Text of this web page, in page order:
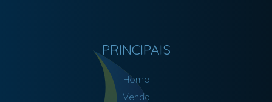
PRINCIPAIS
Home
Venda